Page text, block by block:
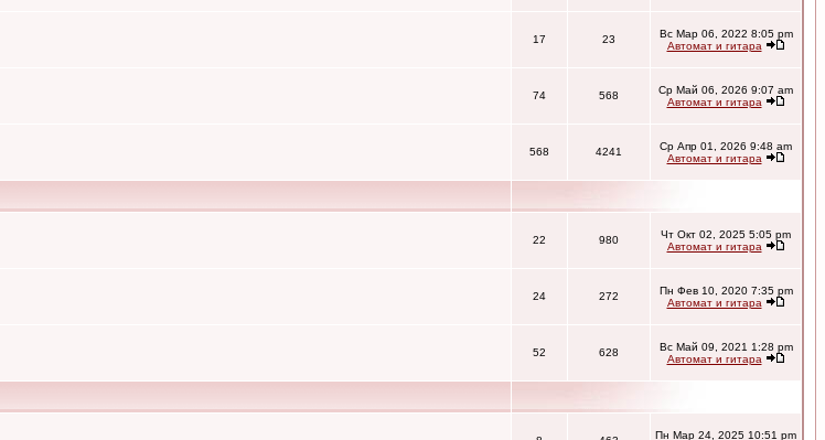
17 23
Вс Мар 06, 2022 8:05 pm
Автомат и гитара
74 568
Ср Май 06, 2026 9:07 am
Автомат и гитара
568 4241
Ср Апр 01, 2026 9:48 am
Автомат и гитара
22 980
Чт Окт 02, 2025 5:05 pm
Автомат и гитара
24 272
Пн Фев 10, 2020 7:35 pm
Автомат и гитара
52 628
Вс Май 09, 2021 1:28 pm
Автомат и гитара
Пн Мар 24, 2025 10:51 pm